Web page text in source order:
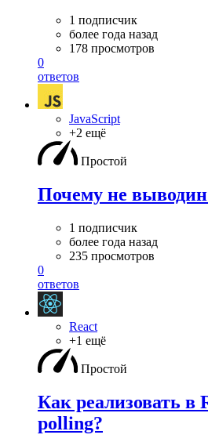
1 подписчик
более года назад
178 просмотров
0
ответов
JavaScript
+2 ещё
Простой
Почему не
1 подписчик
более года назад
235 просмотров
0
ответов
React
+1 ещё
Простой
Как реализовать в
polling?